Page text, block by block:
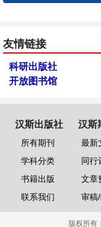
友情链接
科研出版社
开放图书馆
汉斯出版社
所有期刊
学科分类
书籍出版
联系我们
汉斯
最新
同行
文章
审稿
版权所有：